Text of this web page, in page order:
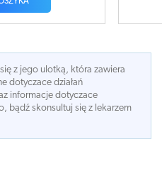
z jego ulotką, która zawiera
dotyczace działań
informacje dotyczace
bądź skonsultuj się z lekarzem